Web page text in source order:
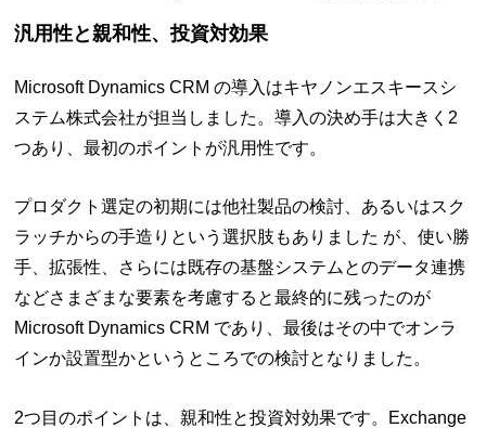
汎用性と親和性、投資対効果
Microsoft Dynamics CRM の導入はキヤノンエスキースシ
ステム株式会社が担当しました。導入の決め手は大きく2
つあり、最初のポイントが汎用性です。
プロダクト選定の初期には他社製品の検討、あるいはスク
ラッチからの手造りという選択肢もありました が、使い勝
手、拡張性、さらには既存の基盤システムとのデータ連携
などさまざまな要素を考慮すると最終的に残ったのが
Microsoft Dynamics CRM であり、最後はその中でオンラ
インか設置型かというところでの検討となりました。
2つ目のポイントは、親和性と投資対効果です。Exchange